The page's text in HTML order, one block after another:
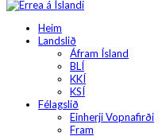
Heim
Landslið
Áfram Ísland
BLÍ
KKÍ
KSÍ
Félagslið
Einherji Vopnafirði
Fram